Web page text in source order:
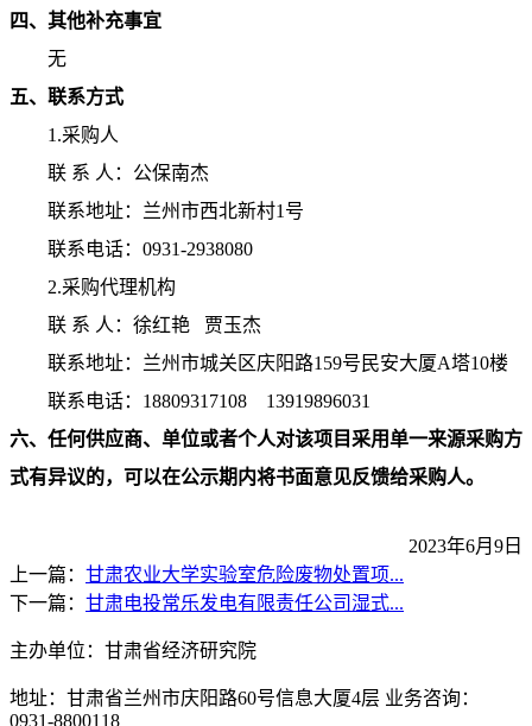
四、 其他补充事宜
无
五、联系方式
1 .采购人
联 系 人：公保南杰
联系地址：兰州市西北新村1号
联系电话：0931-2938080
2.采购代理机构
联 系 人：徐红艳
贾玉杰
联系地址：兰州市城关区庆阳路159号民安大厦A塔10楼
联系电话： 18809317108
13919896031
六、任何供应商、单位或者个人对该项目采用单一来源采购方
式有异议的，可以在公示期内将书面意见反馈给采购人。
2023年6月 9 日
上一篇： 甘肃农业大学实验室危险废物处置项...
下一篇： 甘肃电投常乐发电有限责任公司湿式...
主办单位：甘肃省经济研究院
地址：甘肃省兰州市庆阳路60号信息大厦4层 业务咨询：
0931-8800118